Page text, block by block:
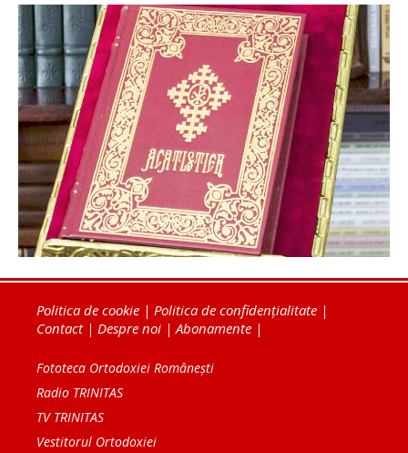
Politica de cookie | Politica de confidențialitate |
Contact| Despre noi |Abonamente |
Fototeca Ortodoxiei Românești
Radio TRINITAS
TV TRINITAS
Vestitorul Ortodoxiei